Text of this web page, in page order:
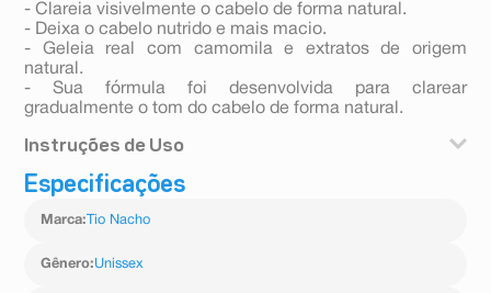
- Clareia visivelmente o cabelo de forma natural.
- Deixa o cabelo nutrido e mais macio.
- Geleia real com camomila e extratos de origem
natural.
- Sua fórmula foi desenvolvida para clarear
gradualmente o tom do cabelo de forma natural.
Instruções de Uso
Após lavar os cabelos com Shampoo Tío Nacho
cabelo ainda molhado, distribuindo generosamente no
alguns minutos. Enxágue bem.
Especificações
Marca: Tio Nacho
Gênero:Unissex